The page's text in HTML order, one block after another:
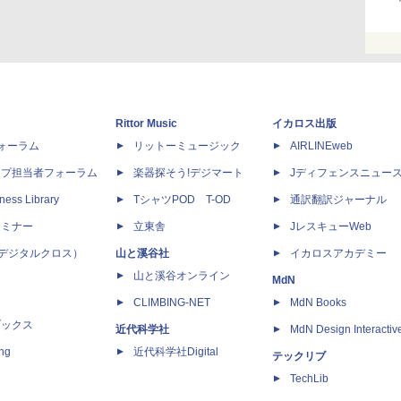
ーラム
担当者フォーラム
Library
ナー
ジタルクロス）
クス
Rittor Music
リットーミュージック
楽器探そう!デジマート
TシャツPOD T-OD
立東舎
山と溪谷社
山と溪谷オンライン
CLIMBING-NET
近代科学社
近代科学社Digital
イカロス出版
AIRLINEweb
Jディフェンスニュー
通訳翻訳ジャーナル
JレスキューWeb
イカロスアカデミー
MdN
MdN Books
MdN Design
テックリブ
TechLib